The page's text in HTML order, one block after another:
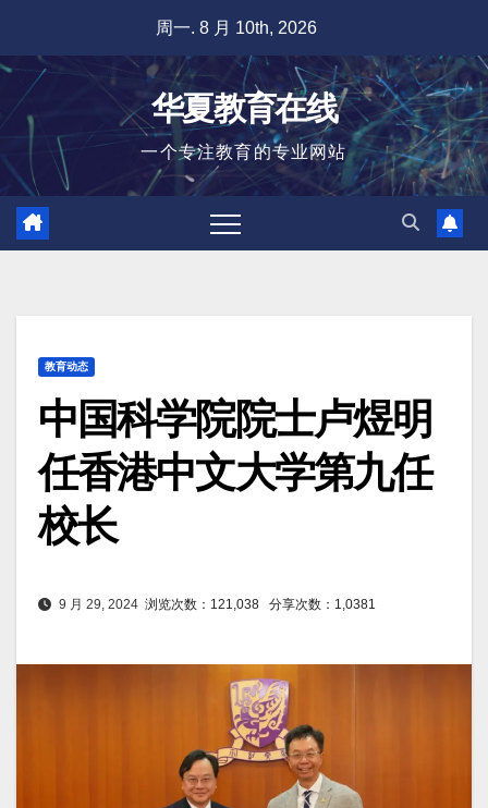
容
周一. 8 月 10th, 2026
华夏教育在线
一个专注教育的专业网站
教育动态
中国科学院院士卢煜明
任香港中文大学第九任
校长
9 月 29, 2024 浏览次数：121,038 分享次数：1,0381